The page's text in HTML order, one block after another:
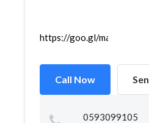
https://goo.gl/maps/
Call Now
0593099105